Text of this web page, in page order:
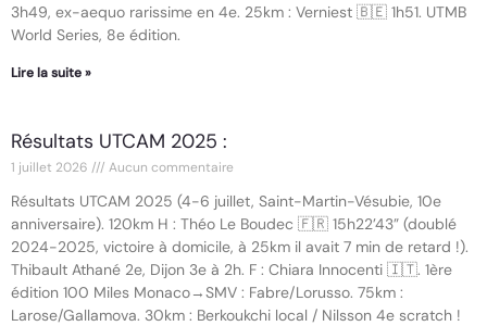
3h49, ex-aequo rarissime en 4e. 25km : Verniest 🇧🇪 1h51. UTMB
World Series, 8e édition.
Lire la suite »
Résultats UTCAM 2025 :
1 juillet 2026 Aucun commentaire
Résultats UTCAM 2025 (4-6 juillet, Saint-Martin-Vésubie, 10e
anniversaire). 120km H : Théo Le Boudec 🇫🇷 15h22’43” (doublé
2024-2025, victoire à domicile, à 25km il avait 7 min de retard !).
Thibault Athané 2e, Dijon 3e à 2h. F : Chiara Innocenti 🇮🇹. 1ère
édition 100 Miles Monaco→SMV : Fabre/Lorusso. 75km :
Larose/Gallamova. 30km : Berkoukchi local / Nilsson 4e scratch !